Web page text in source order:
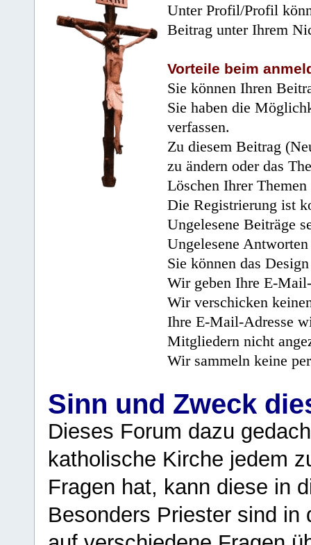
Unter Profil/Profil
Beitrag unter Ihrem
Vorteile beim
Sie können Ihren
Sie haben die
verfassen.
Zu diesem Beitrag
zu ändern oder das
Löschen Ihrer
Die Registrierung ist
Ungelesene Beiträge
Ungelesene
Sie können das
Wir geben Ihre E-
Wir verschicken
Ihre E-Mail-Adresse
Mitgliedern nicht
Wir sammeln keine
Sinn und Zweck
Dieses Forum dazu
katholische Kirche jedem
Fragen hat, kann diese in
Besonders Priester sind in